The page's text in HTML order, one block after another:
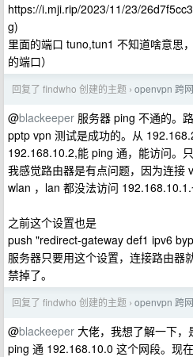
https://i.mji.rip/2023/11/23/
g)
里面的端口 tuno,tun1 不知道啥意思
的端口）
回复了 findwho 创建的主题 › openvpn 跨
@blackeeper 服务器 ping 不通的。
pptp vpn 测试是成功的。从
192.168.10.2,能 ping 通，能访问。
我感觉路由器是有点问题，因为连接
wlan ，lan 都没法访问 192.168.10.1.
之前这个设置也是
push "redirect-gateway def1 ipv6
服务器只要用这个设置，连接路由器
禁掉了。
回复了 findwho 创建的主题 › openvpn 跨
@blackeeper 大佬，我想了解一下
ping 通 192.168.10.0 这个网段。现